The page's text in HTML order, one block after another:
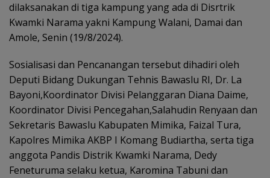
dilaksanakan di tiga kampung yang ada di Disrtrik
Kwamki Narama yakni Kampung Walani, Damai dan
Amole, Senin (19/8/2024).
Sosialisasi dan Pencanangan tersebut dihadiri oleh
Deputi Bidang Dukungan Tehnis Bawaslu RI, Dr. La
Bayoni,Koordinator Divisi Pelanggaran Diana Daime,
Koordinator Divisi Pencegahan,Salahudin Renyaan dan
Sekretaris Bawaslu Kabupaten Mimika, Faizal Tura,
Kapolres Mimika AKBP I Komang Budiartha, serta tiga
anggota Pandis Distrik Kwamki Narama, Dedy
Feneturuma selaku ketua, Karomina Tabuni dan